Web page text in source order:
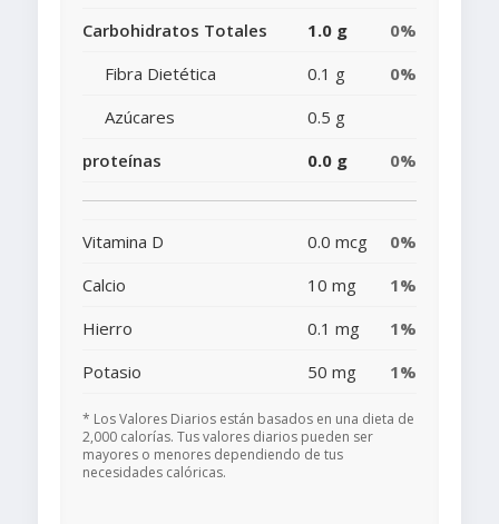
Carbohidratos Totales
1.0 g
0%
Fibra Dietética
0.1 g
0%
Azúcares
0.5 g
proteínas
0.0 g 0%
Vitamina D 0.0 mcg
0%
Calcio
10 mg
1%
Hierro
0.1 mg
1%
Potasio
50 mg 1%
* Los Valores Diarios están basados en una dieta de
2,000 calorías. Tus valores diarios pueden ser
mayores o menores dependiendo de tus
necesidades calóricas.